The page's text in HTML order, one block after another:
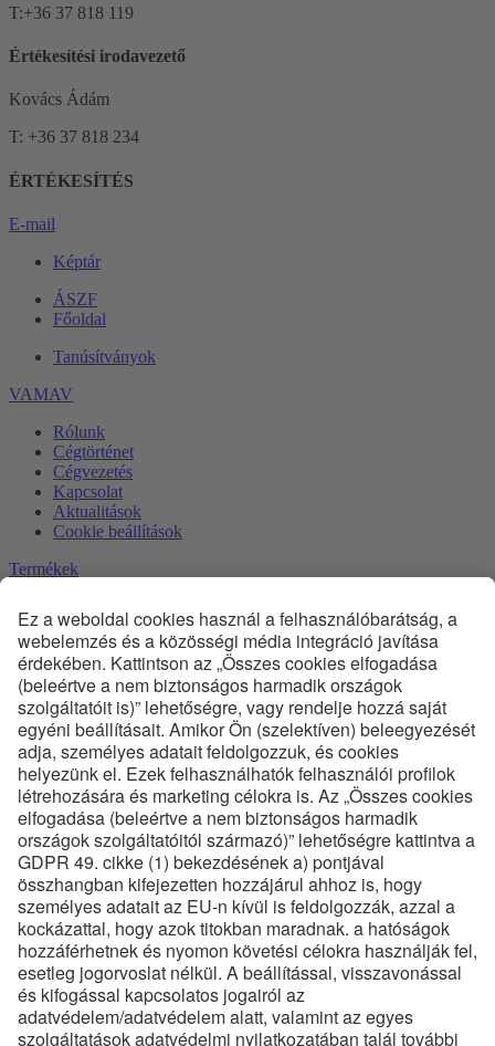
T:+36 37 818 119
Értékesítési irodavezető
Kovács Ádám
T: +36 37 818 234
ÉRTÉKESÍTÉS
E-mail
Képtár
ÁSZF
Főoldal
Tanúsítványok
VAMAV
Rólunk
Cégtörténet
Cégvezetés
Kapcsolat
Aktualitások
Cookie beállítások
Termékek
Phoenix kitérők és átszelések
Egyéb felépítményi szerkezetek
Termékdokumentáció
Diagnosztika és Monitoring
Innováció
Szolgáltatások
Mérnöki szolgáltatások
Előszerelt kitérők
Első karbantartás
Rendszeres karbantartás
Oktatás
Kompetencia és Innováció
Technológia
Minőség
HSE
Karrier